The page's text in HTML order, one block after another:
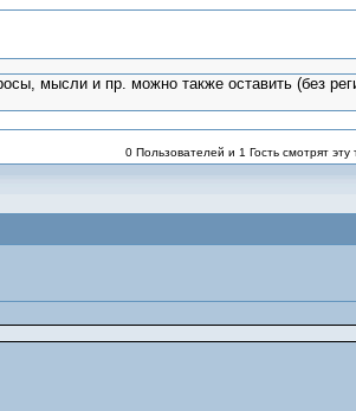
мысли и пр. можно также оставить (без
0 Пользователей и 1 Гость смотрят эту